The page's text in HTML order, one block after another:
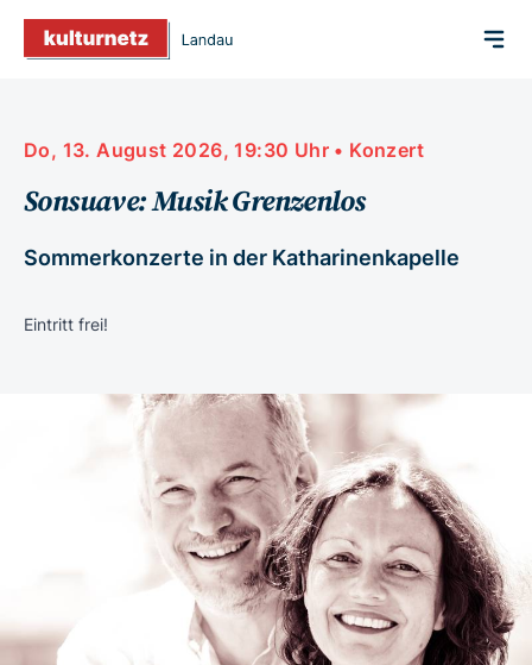
Do, 13. August 2026, 19:30 Uhr • Konzert
Sonsuave: Musik Grenzenlos
Sommerkonzerte in der Katharinenkapelle
Eintritt frei!